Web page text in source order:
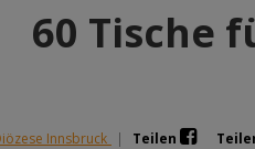
60 Tische
Innsbruck | Teilen